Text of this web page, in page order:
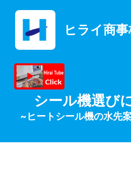
ヒライ商
シール機選び
~ヒートシール機の水先